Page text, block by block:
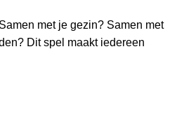
met je gezin? Samen met
Dit spel maakt iedereen